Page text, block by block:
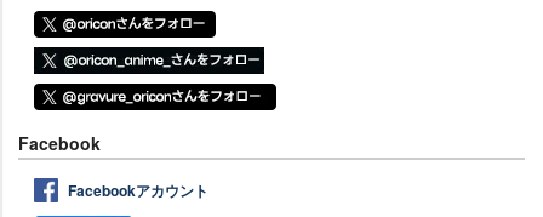
Facebook
Facebookアカウント